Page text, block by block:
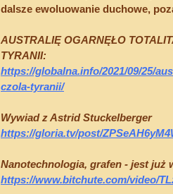
dalsze ewoluowanie duchowe,
AUSTRALIĘ OGARNĘŁO
TYRANII:
https://globalna.info/2021/09/25/
czola-tyranii/
Wywiad z Astrid Stuckelberger
https://gloria.tv/post/
Nanotechnologia, grafen - jest już
https://www.bitchute.com/video/